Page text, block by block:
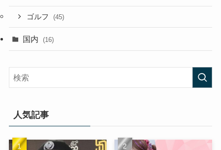
ゴルフ (45)
国内 (16)
人気記事